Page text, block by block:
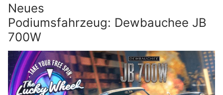
Neues
Podiumsfahrzeug: Dewbauchee JB
700W